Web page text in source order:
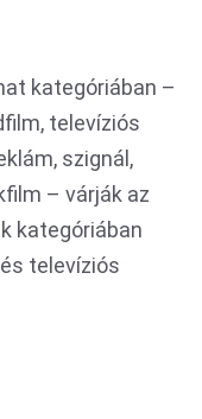
kategóriában –
televíziós
szignál,
– várják az
kategóriában
televíziós